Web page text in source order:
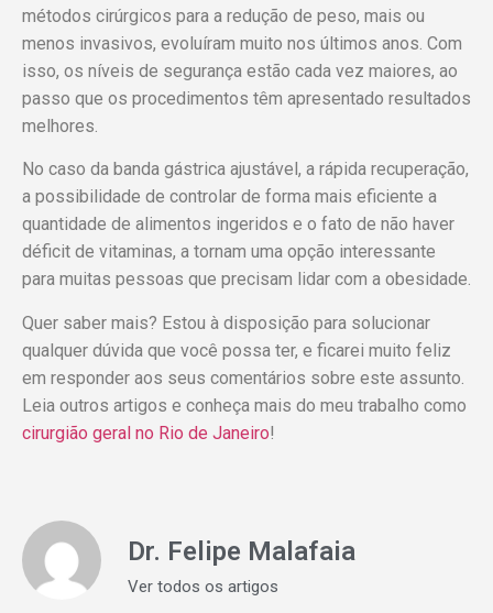
métodos cirúrgicos para a redução de peso, mais ou
menos invasivos, evoluíram muito nos últimos anos. Com
isso, os níveis de segurança estão cada vez maiores, ao
passo que os procedimentos têm apresentado resultados
melhores.
No caso da banda gástrica ajustável, a rápida recuperação,
a possibilidade de controlar de forma mais eficiente a
quantidade de alimentos ingeridos e o fato de não haver
déficit de vitaminas, a tornam uma opção interessante
para muitas pessoas que precisam lidar com a obesidade.
Quer saber mais? Estou à disposição para solucionar
qualquer dúvida que você possa ter, e ficarei muito feliz
em responder aos seus comentários sobre este assunto.
Leia outros artigos e conheça mais do meu trabalho como
cirurgião geral no Rio de Janeiro!
Dr. Felipe Malafaia
Ver todos os artigos